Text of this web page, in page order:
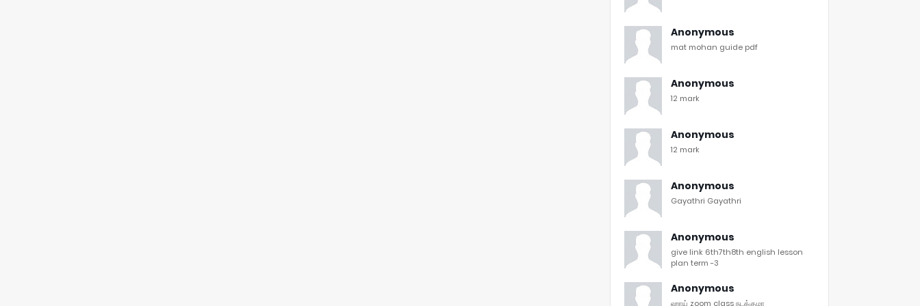
Anonymous
mat mohan guide pdf
Anonymous
12 mark
Anonymous
12 mark
Anonymous
Gayathri Gayathri
Anonymous
give link 6th7th8th english lesson
plan term -3
Anonymous
ஹாய் zoom class நடக்குமா